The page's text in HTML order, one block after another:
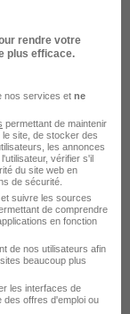
F
il y a 8 jours
H/F
rendre votre
plus efficace.
nos services et ne
permettant de maintenir
site, de stocker des
les annonces
vérifier s'il
du site web en
de sécurité.
suivre les sources
de comprendre
en fonction
de nos utilisateurs afin
beaucoup plus
les interfaces de
des offres d'emploi ou